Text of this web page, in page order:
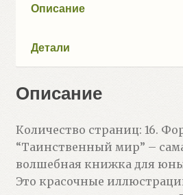
Описание
Детали
Описание
Количество страниц: 16.
“Таинственный мир” –
волшебная книжка для
Это красочные